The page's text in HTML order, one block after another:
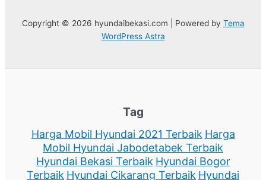
Copyright © 2026 hyundaibekasi.com | Powered by Tema
WordPress Astra
Tag
Harga Mobil Hyundai 2021 Terbaik Harga
Mobil Hyundai Jabodetabek Terbaik
Hyundai Bekasi Terbaik Hyundai Bogor
Terbaik Hyundai Cikarang Terbaik Hyundai